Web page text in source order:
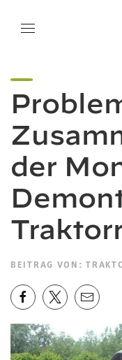
der
BEITRAG VON: